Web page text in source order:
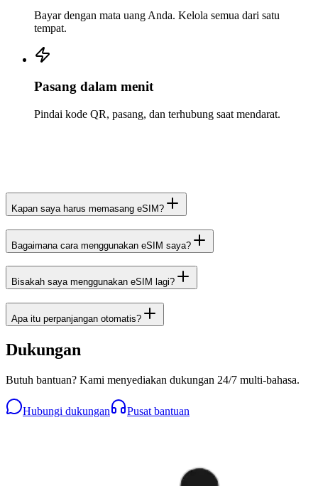
Bayar dengan mata uang Anda. Kelola semua dari satu
tempat.
Pasang dalam menit
Pindai kode QR, pasang, dan terhubung saat mendarat.
Kapan saya harus memasang eSIM?
Bagaimana cara menggunakan eSIM saya?
Bisakah saya menggunakan eSIM lagi?
Apa itu perpanjangan otomatis?
Dukungan
Butuh bantuan? Kami menyediakan dukungan 24/7 multi-bahasa.
Hubungi dukungan Pusat bantuan